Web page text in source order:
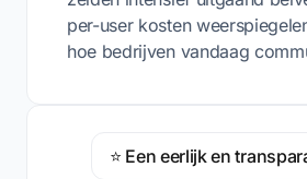
per-user kosten
hoe bedrijven vandaag
⭐ Een eerlijk en